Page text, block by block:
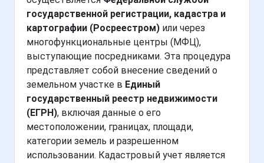
государственной регистрации, кадастра и
картографии (Росреестром) или через
многофункциональные центры (МФЦ),
выступающие посредниками. Эта процедура
представляет собой внесение сведений о
земельном участке в Единый
государственный реестр недвижимости
(ЕГРН), включая данные о его
местоположении, границах, площади,
категории земель и разрешенном
использовании. Кадастровый учет является